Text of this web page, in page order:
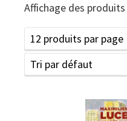
Affichage des